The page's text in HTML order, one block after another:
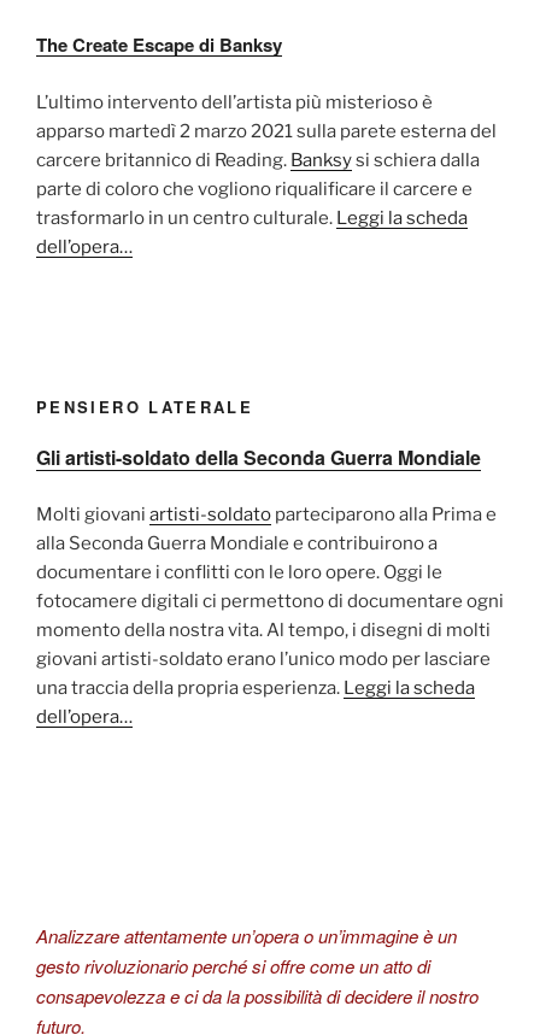
The Create Escape di Banksy
L’ultimo intervento dell’artista più misterioso è
apparso martedì 2 marzo 2021 sulla parete esterna del
carcere britannico di Reading. Banksysi schiera dalla
parte di coloro che vogliono riqualificare il carcere e
trasformarlo in un centro culturale. Leggi la scheda
dell’opera…
PENSIERO LATERALE
Gli artisti-soldato della Seconda Guerra Mondiale
Molti giovani artisti-soldato parteciparono alla Prima e
alla Seconda Guerra Mondiale e contribuirono a
documentare i conflitti con le loro opere. Oggi le
fotocamere digitali ci permettono di documentare ogni
momento della nostra vita. Al tempo, i disegni di molti
giovani artisti-soldato erano l’unico modo per lasciare
una traccia della propria esperienza. Leggi la scheda
dell’opera…
Analizzare attentamente un’opera o un’immagine è un
gesto rivoluzionario perché si offre come un atto di
consapevolezza e ci da la possibilità di decidere il nostro
futuro.